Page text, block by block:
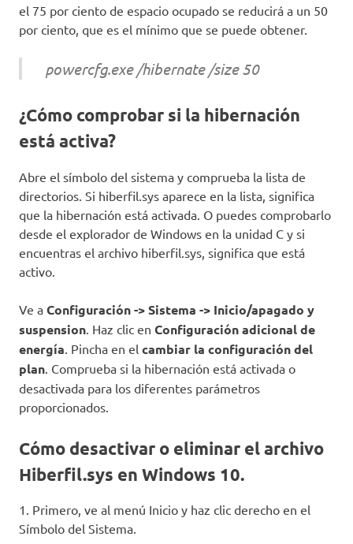
el 75 por ciento de espacio ocupado se reducirá a un 50
por ciento, que es el mínimo que se puede obtener.
powercfg.exe /hibernate /size 50
¿Cómo comprobar si la hibernación
está activa?
Abre el símbolo del sistema y comprueba la lista de
directorios. Si hiberfil.sys aparece en la lista, significa
que la hibernación está activada. O puedes comprobarlo
desde el explorador de Windows en la unidad C y si
encuentras el archivo hiberfil.sys, significa que está
activo.
Ve a Configuración -> Sistema -> Inicio/apagado y
suspension . Haz clic en Configuración adicional de
energía . Pincha en el cambiar la configuración del
plan . Comprueba si la hibernación está activada o
desactivada para los diferentes parámetros
proporcionados.
Cómo desactivar o eliminar el archivo
Hiberfil.sys en Windows 10.
1. Primero, ve al menú Inicio y haz clic derecho en el
Símbolo del Sistema.